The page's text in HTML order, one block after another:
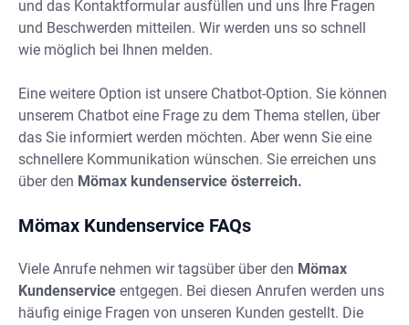
und das Kontaktformular ausfüllen und uns Ihre Fragen
und Beschwerden mitteilen. Wir werden uns so schnell
wie möglich bei Ihnen melden.
Eine weitere Option ist unsere Chatbot-Option. Sie können
unserem Chatbot eine Frage zu dem Thema stellen, über
das Sie informiert werden möchten. Aber wenn Sie eine
schnellere Kommunikation wünschen. Sie erreichen uns
über den Mömax kundenservice österreich.
Mömax Kundenservice FAQs
Viele Anrufe nehmen wir tagsüber über den Mömax
Kundenservice entgegen. Bei diesen Anrufen werden uns
häufig einige Fragen von unseren Kunden gestellt. Die